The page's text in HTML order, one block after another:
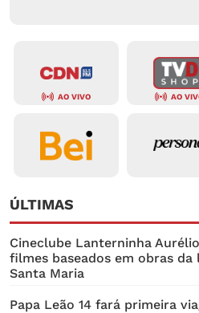
AO VIVO AO
ÚLTIMAS
Cineclube Lanterninha
filmes baseados em obras
Santa Maria
Papa Leão 14 fará primeira